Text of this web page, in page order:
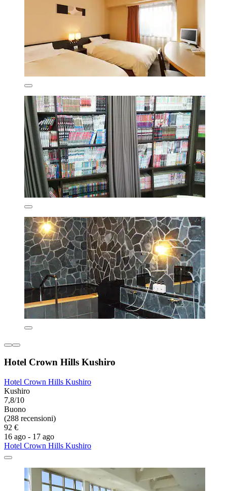
Hotel Crown Hills Kushiro
Hotel Crown Hills Kushiro
Kushiro
7,8/10
Buono
(288 recensioni)
92 €
16 ago - 17 ago
Hotel Crown Hills Kushiro